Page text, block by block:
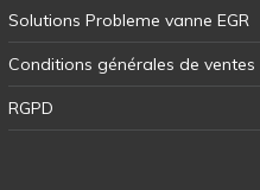
Solutions Probleme vanne EGR
Conditions générales de ventes
RGPD